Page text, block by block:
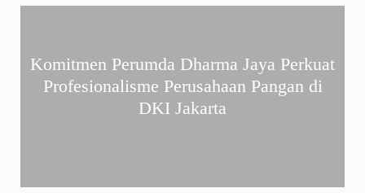
Komitmen Perumda Dharma Jaya Perkuat
Profesionalisme Perusahaan Pangan di
DKI Jakarta